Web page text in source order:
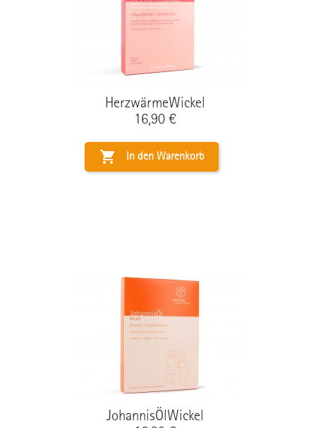
HerzwärmeWickel
Preis
16,90 €
 In den Warenkorb
JohannisÖlWickel